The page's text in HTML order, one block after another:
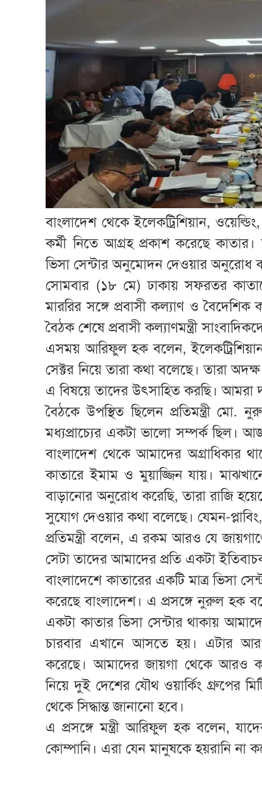
বাংলাদেশ থেকে ইলেকট্রিশিয়ান,
কর্মী নিতে আগ্রহ প্রকাশ করেছে
ভিসা সেন্টার অনুমোদন দেওয়ার অনুরোধ
সোমবার (১৮ মে) ঢাকায় সফরতর
মাররির সঙ্গে প্রবাসী কল্যাণ ও বৈদেশিক
বৈঠক শেষে প্রবাসী কল্যাণমন্ত্রী
এসময় আরিফুল হক বলেন,
সেক্টর নিয়ে তারা কথা বলেছে। তারা
এ বিষয়ে তাদের উৎসাহিত করছি। আমরা
বৈঠকে উপস্থিত ছিলেন প্রতিমন্ত্রী মো.
মধ্যপ্রাচ্যের একটা ভালো সম্পর্ক ছিল।
বাংলাদেশ থেকে আমাদের অগ্রাধিকার
কাতারে ইমাম ও মুয়াজ্জিন যায়।
বাড়ানোর অনুরোধ করেছি, তারা রাজি
সুযোগ দেওয়ার কথা বলেছে। যেমন-
প্রতিমন্ত্রী বলেন, এ রকম আরও যে
সেটা তাদের আমাদের প্রতি একটা
বাংলাদেশে কাতারের একটি মাত্র ভিসা
করেছে বাংলাদেশ। এ প্রসঙ্গে নুরুল হক
একটা কাতার ভিসা সেন্টার থাকায়
চারবার এখানে আসতে হয়। এটার
করেছে। আমাদের জায়গা থেকে আরও
নিয়ে দুই দেশের যৌথ ওয়ার্কিং গ্রুপের
থেকে সিদ্ধান্ত জানানো হবে।
এ প্রসঙ্গে মন্ত্রী আরিফুল হক বলেন,
কোম্পানি। এরা যেন মানুষকে হয়রানি না